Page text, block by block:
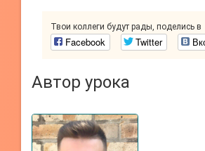
Твои коллеги будут рады, поделись в
Facebook Twitter
Автор урока